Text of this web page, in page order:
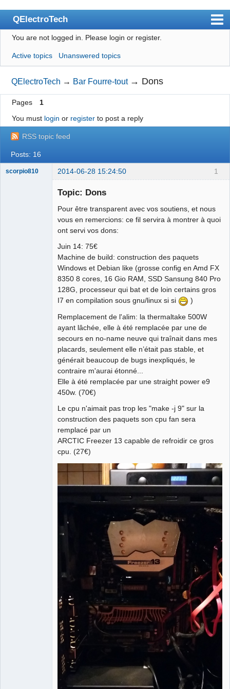
QElectroTech
Index
User list
Search
Register
Login
Site officiel
Wiki
BugTracker
Manual 0.8_cs
Google_Search
You are not logged in. Please login or register.
Active topics Unanswered topics
QElectroTech → Bar Fourre-tout → Dons
Pages
1
You must login or registerto post a reply
RSS topic feed
Posts: 16
1
scorpio810 2014-06-28 15:24:50
Topic: Dons
Pour être transparent avec vos soutiens, et nous
vous en remercions: ce fil servira à montrer à quoi
ont servi vos dons:
Juin 14: 75€
Machine de build: construction des paquets
Windows et Debian like (grosse config en Amd FX
8350 8 cores, 16 Gio RAM, SSD Sansung 840 Pro
128G, processeur qui bat et de loin certains gros
I7 en compilation sous gnu/linux si si
)
Remplacement de l'alim: la thermaltake 500W
ayant lâchée, elle à été remplacée par une de
secours en no-name neuve qui traînait dans mes
placards, seulement elle n’était pas stable, et
générait beaucoup de bugs inexpliqués, le
contraire m'aurai étonné...
Elle à été remplacée par une straight power e9
450w. (70€)
Le cpu n'aimait pas trop les "make -j 9" sur la
construction des paquets son cpu fan sera
remplacé par un
ARCTIC Freezer 13 capable de refroidir ce gros
cpu. (27€)